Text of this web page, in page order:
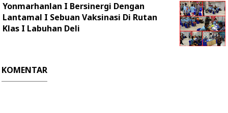
Yonmarhanlan I Bersinergi Dengan
Lantamal I Sebuan Vaksinasi Di Rutan
Klas I Labuhan Deli
KOMENTAR